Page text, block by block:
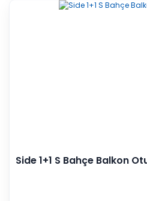
Side 1+1 S Bahçe Balkon